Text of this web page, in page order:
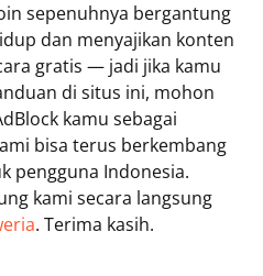
sepenuhnya bergantung
dan menyajikan konten
gratis — jadi jika kamu
di situs ini, mohon
kamu sebagai
bisa terus berkembang
pengguna Indonesia.
kami secara langsung
. Terima kasih.